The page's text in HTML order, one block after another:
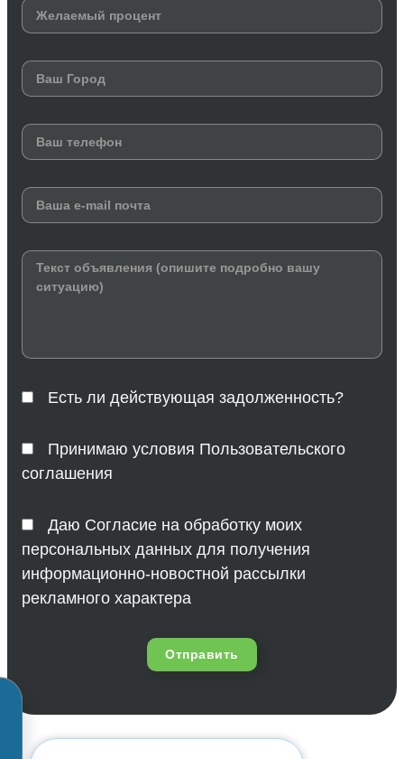
Есть ли действующая задолженность?
Принимаю условия Пользовательского
соглашения
Даю Согласие на обработку моих
персональных данных для получения
информационно-новостной рассылки
рекламного характера
Отправить